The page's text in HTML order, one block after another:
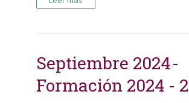
Septiembre 2024
Formación 2024 -